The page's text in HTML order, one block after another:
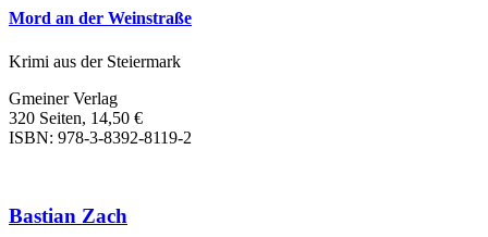
Mord an der Weinstraße
Krimi aus der Steiermark
Gmeiner Verlag
320 Seiten, 14,50 €
ISBN: 978-3-8392-8119-2
Bastian Zach